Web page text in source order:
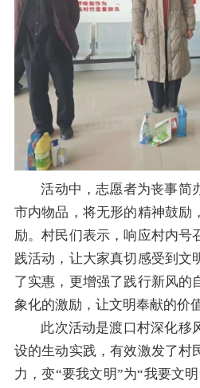
活动中，志愿者为丧事简
市内物品，将无形的精神鼓励
励。村民们表示，响应村内号
践活动，让大家真切感受到文
了实惠，更增强了践行新风的
象化的激励，让文明奉献的价
此次活动是渡口村深化移
设的生动实践，有效激发了村
力，变“要我文明”为“我要文